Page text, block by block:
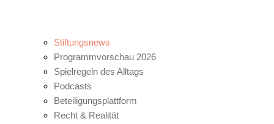
Stiftungsnews
Programmvorschau 2026
Spielregeln des Alltags
Podcasts
Beteiligungsplattform
Recht & Realität